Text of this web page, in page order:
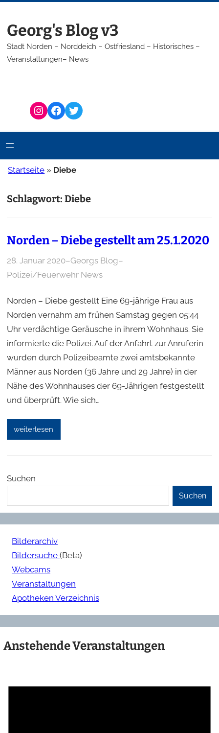
springen
Georg's Blog v3
Stadt Norden – Norddeich – Ostfriesland – Historisches –
Veranstaltungen– News
Instagram Facebook Twitter
Startseite » Diebe
Schlagwort: Diebe
Norden – Diebe gestellt am 25.1.2020
28. Januar 2020–Georgs Blog–
Polizei/Feuerwehr News
Norden – Diebe gestellt Eine 69-jährige Frau aus
Norden vernahm am frühen Samstag gegen 05:44
Uhr verdächtige Geräusche in ihrem Wohnhaus. Sie
informierte die Polizei. Auf der Anfahrt zur Anruferin
wurden durch Polizeibeamte zwei amtsbekannte
Männer aus Norden (36 Jahre und 29 Jahre) in der
Nähe des Wohnhauses der 69-Jährigen festgestellt
und überprüft. Wie sich…
weiterlesen
Suchen
Suchen
Bilderarchiv
Bildersuche (Beta)
Webcams
Veranstaltungen
Apotheken Verzeichnis
Anstehende Veranstaltungen